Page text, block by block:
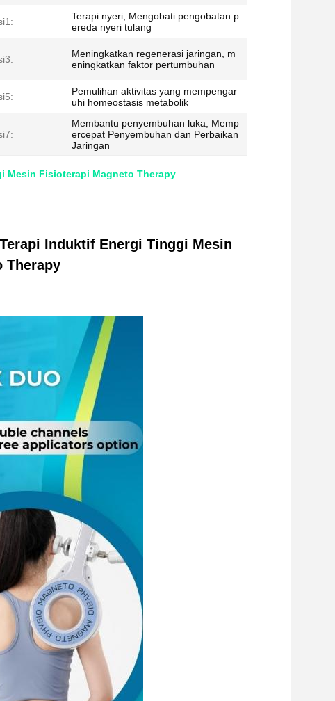
Terapi nyeri, Mengobati pengobatan p
ereda nyeri tulang
Meningkatkan regenerasi jaringan, m
eningkatkan faktor pertumbuhan
Pemulihan aktivitas yang mempengar
uhi homeostasis metabolik
Membantu penyembuhan luka, Memp
ercepat Penyembuhan dan Perbaikan
Jaringan
Mesin Fisioterapi Magneto Therapy
Induktif Energi Tinggi Mesin
Therapy